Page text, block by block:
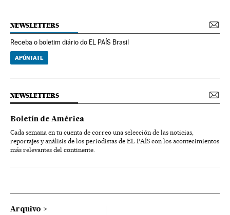
NEWSLETTERS
Receba o boletim diário do EL PAÍS Brasil
APÚNTATE
NEWSLETTERS
Boletín de América
Cada semana en tu cuenta de correo una selección de las noticias,
reportajes y análisis de los periodistas de EL PAÍS con los acontecimientos
más relevantes del continente.
Arquivo